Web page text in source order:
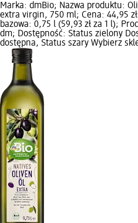
Marka: dmBio; Nazwa produktu:
extra virgin, 750 ml; Cena: 44,95
bazowa: 0,75 l (59,93 zł za 1 l);
dm; Dostępność: Status zielony
dostępna, Status szary Wybierz